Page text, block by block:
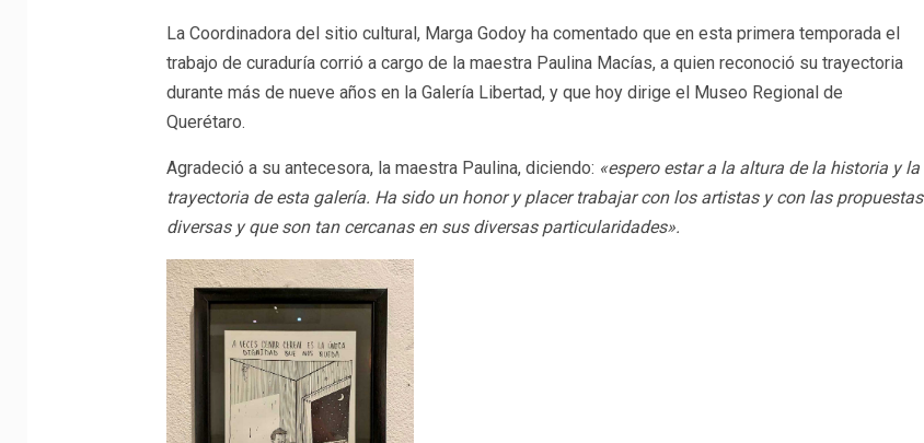
La Coordinadora del sitio cultural, Marga Godoy ha comentado que en esta primera temporada el
trabajo de curaduría corrió a cargo de la maestra Paulina Macías, a quien reconoció su trayectoria
durante más de nueve años en la Galería Libertad, y que hoy dirige el Museo Regional de
Querétaro.
Agradeció a su antecesora, la maestra Paulina, diciendo: «espero estar a la altura de la historia y la
trayectoria de esta galería. Ha sido un honor y placer trabajar con los artistas y con las propuestas
diversas y que son tan cercanas en sus diversas particularidades».